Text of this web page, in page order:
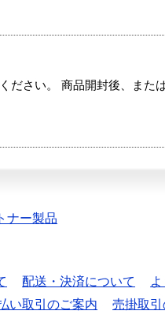
ださい。 商品開封後、また
ナー製品
配送・決済について
い取引のご案内 売掛取